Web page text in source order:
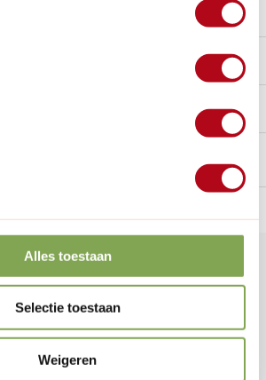
Alles toestaan
Selectie toestaan
Weigeren
Veelgestelde vragen
info@dewiltfang.nl
+31 640511932